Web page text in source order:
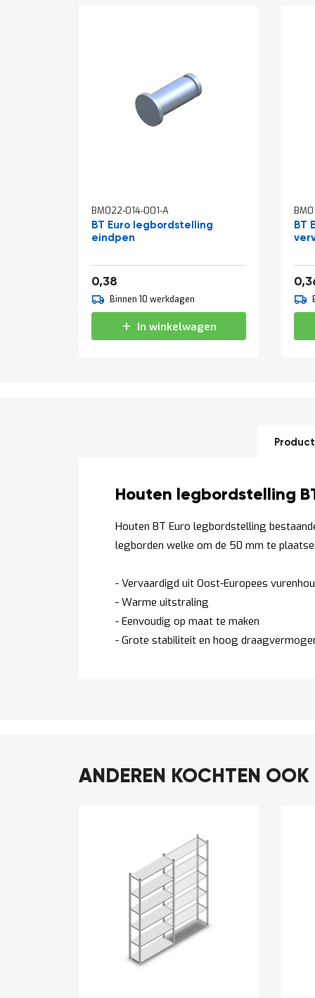
BM022-014-001-A
BT Euro legbordstelling
eindpen
0,38
Binnen 10 werkdagen
In winkelwagen
BT
Productomschrijving
Houten legbordstelling
Houten BT Euro legbordstelling
legborden welke om de 50 mm te
- Vervaardigd uit Oost-Europees
- Warme uitstraling
- Eenvoudig op maat te maken
- Grote stabiliteit en hoog
ANDEREN KOCHTEN OOK